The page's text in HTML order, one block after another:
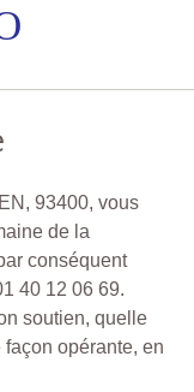
93400, vous
de la
conséquent
40 12 06 69.
soutien, quelle
façon opérante, en